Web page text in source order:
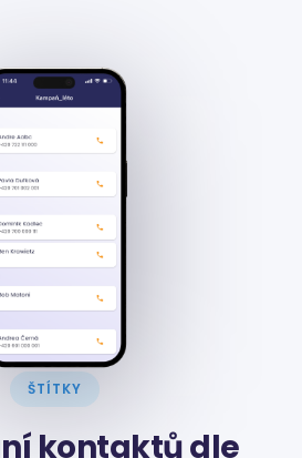
ŠTÍTKY
kontaktů dle